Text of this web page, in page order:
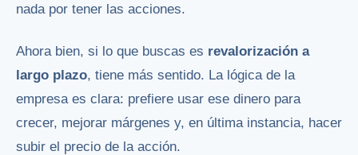
nada por tener las acciones.
Ahora bien, si lo que buscas es revalorización a
largo plazo, tiene más sentido. La lógica de la
empresa es clara: prefiere usar ese dinero para
crecer, mejorar márgenes y, en última instancia, hacer
subir el precio de la acción.